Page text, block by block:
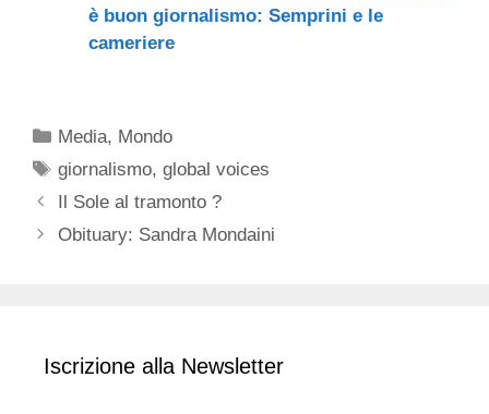
è buon giornalismo: Semprini e le
cameriere
Categorie
Media, Mondo
Tag
giornalismo,global voices
Il Sole al tramonto ?
Obituary: Sandra Mondaini
Iscrizione alla Newsletter